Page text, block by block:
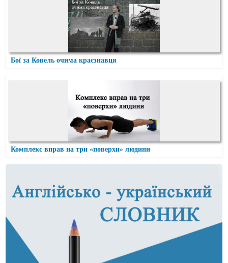
Бої за Ковель очима краєзнавця
Комплекс вправ на три «поверхи» людини